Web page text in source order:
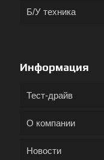
Б/У техника
Информация
Тест-драйв
О компании
Новости